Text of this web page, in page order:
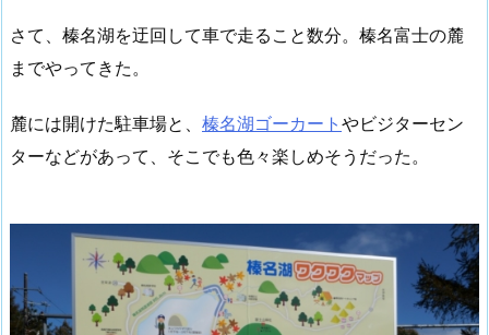
さて、榛名湖を迂回して車で走ること数分。榛名富士の麓
までやってきた。
麓には開けた駐車場と、 榛名湖ゴーカート やビジターセン
ターなどがあって、そこでも色々楽しめそうだった。